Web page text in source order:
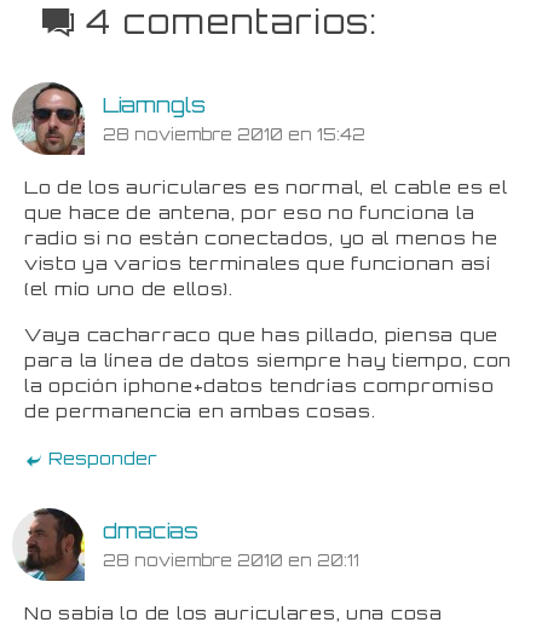
4 comentarios:
Liamngls
28 noviembre 2010 en 15:42
Lo de los auriculares es normal, el cable es el
que hace de antena, por eso no funciona la
radio si no están conectados, yo al menos he
visto ya varios terminales que funcionan así
(el mío uno de ellos).
Vaya cacharraco que has pillado, piensa que
para la línea de datos siempre hay tiempo, con
la opción iphone+datos tendrías compromiso
de permanencia en ambas cosas.
Responder
dmacias
28 noviembre 2010 en 20:11
No sabía lo de los auriculares, una cosa